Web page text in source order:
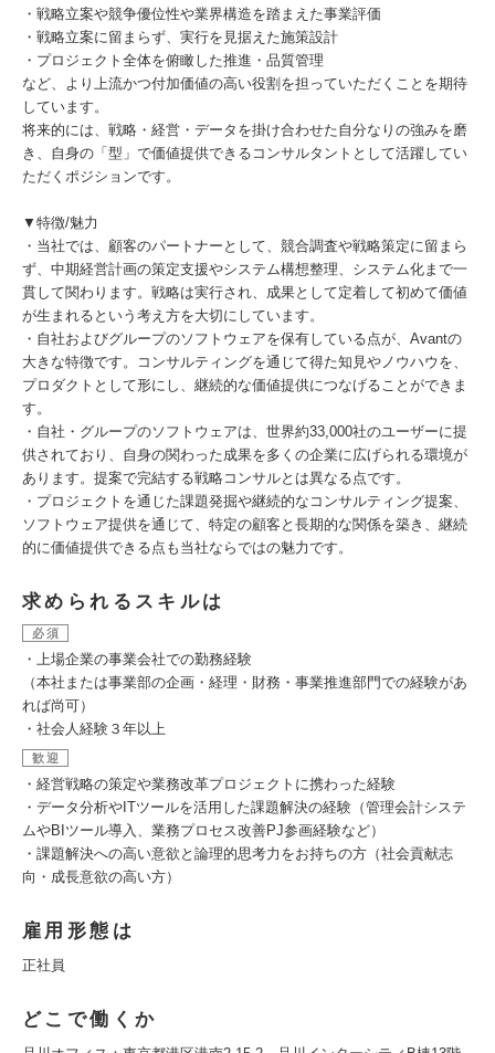
・戦略立案や競争優位性や業界構造を踏まえた事業評価
・戦略立案に留まらず、実行を見据えた施策設計
・プロジェクト全体を俯瞰した推進・品質管理
など、より上流かつ付加価値の高い役割を担っていただくことを期待
しています。
将来的には、戦略・経営・データを掛け合わせた自分なりの強みを磨
き、自身の「型」で価値提供できるコンサルタントとして活躍してい
ただくポジションです。
▼特徴/魅力
・当社では、顧客のパートナーとして、競合調査や戦略策定に留まら
ず、中期経営計画の策定支援やシステム構想整理、システム化まで一
貫して関わります。戦略は実行され、成果として定着して初めて価値
が生まれるという考え方を大切にしています。
・自社およびグループのソフトウェアを保有している点が、Avantの
大きな特徴です。コンサルティングを通じて得た知見やノウハウを、
プロダクトとして形にし、継続的な価値提供につなげることができま
す。
・自社・グループのソフトウェアは、世界約33,000社のユーザーに提
供されており、自身の関わった成果を多くの企業に広げられる環境が
あります。提案で完結する戦略コンサルとは異なる点です。
・プロジェクトを通じた課題発掘や継続的なコンサルティング提案、
ソフトウェア提供を通じて、特定の顧客と長期的な関係を築き、継続
的に価値提供できる点も当社ならではの魅力です。
求められるスキルは
必須
・上場企業の事業会社での勤務経験
（本社または事業部の企画・経理・財務・事業推進部門での経験があ
れば尚可）
・社会人経験３年以上
歓迎
・経営戦略の策定や業務改革プロジェクトに携わった経験
・データ分析やITツールを活用した課題解決の経験（管理会計システ
ムやBIツール導入、業務プロセス改善PJ参画経験など）
・課題解決への高い意欲と論理的思考力をお持ちの方（社会貢献志
向・成長意欲の高い方）
雇用形態は
正社員
どこで働くか